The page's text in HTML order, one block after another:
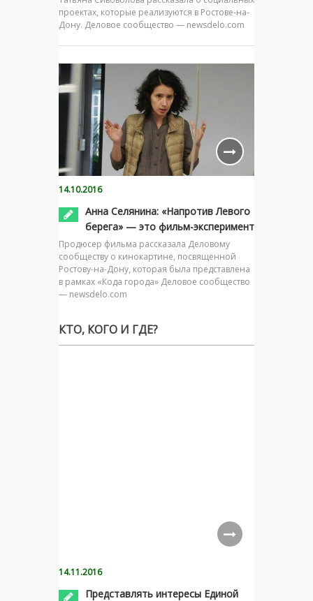
проектах, которые реализуются в Ростове-на-
Дону. Деловое сообщество — newsdelo.com
14.10.2016
Анна Селянина: «Напротив Левого
берега» — это фильм-эксперимент
Продюсер фильма рассказала Деловому
сообществу о кинокартине, посвященной
Ростову-на-Дону, которая была представлена
в рамках «Кода города» Деловое сообщество
— newsdelo.com
КТО, КОГО И ГДЕ?
14.11.2016
Представлять интересы Единой